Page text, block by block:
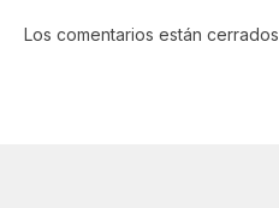
Los comentarios están cerrados